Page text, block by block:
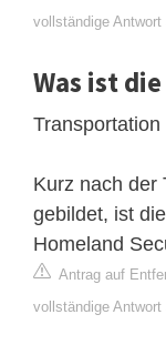
vollständige
Was ist
Kurz nach der
gebildet, ist
Homeland
Antrag auf
vollständige